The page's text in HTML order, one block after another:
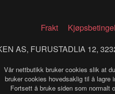
Frakt
AS, FURUSTADLIA 12,
Vår nettbutikk bruker cookies slik at
bruker cookies hovedsaklig til å lagre
Fortsett å bruke siden som normalt